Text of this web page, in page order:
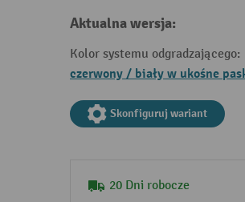
Aktualna wersja:
Kolor systemu odgradzającego:
czerwony / biały w ukośne
Skonfiguruj wariant
20 Dni robocze